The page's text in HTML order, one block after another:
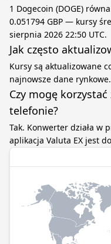
1 Dogecoin (DOGE)
0.051794 GBP — kursy
sierpnia 2026 22:50 UTC.
Jak często
Kursy są aktualizowane
najnowsze dane rynkowe.
Czy mogę
telefonie?
Tak. Konwerter działa w
aplikacja Valuta EX jest